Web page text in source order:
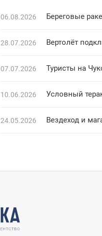
06.08.2026 Береговые
28.07.2026 Вертолёт
07.07.2026 Туристы на
10.06.2026 Условный
24.05.2026 Вездеход и